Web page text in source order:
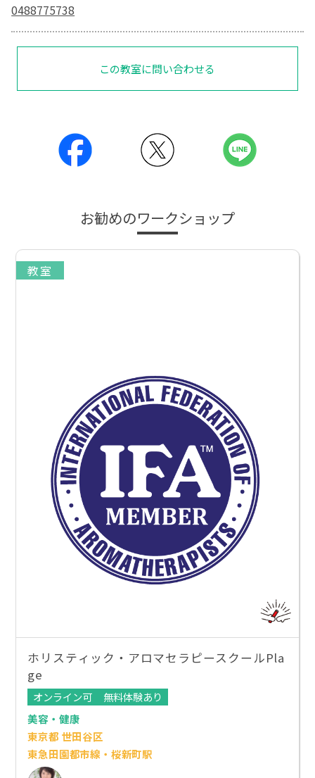
0488775738
この教室に問い合わせる
お勧めのワークショップ
教室
ホリスティック・アロマセラピースクールPla
ge
オンライン可
無料体験あり
美容・健康
東京都 世田谷区
東急田園都市線・桜新町駅